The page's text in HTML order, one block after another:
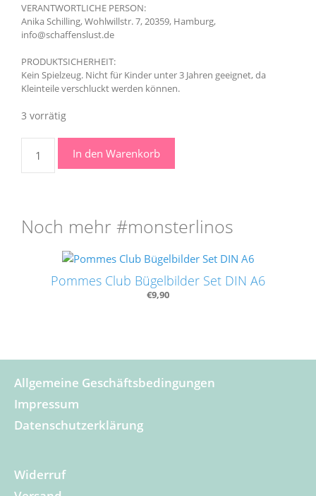
VERANTWORTLICHE PERSON:
Anika Schilling, Wohlwillstr. 7, 20359, Hamburg,
info@schaffenslust.de
PRODUKTSICHERHEIT:
Kein Spielzeug. Nicht für Kinder unter 3 Jahren geeignet, da
Kleinteile verschluckt werden können.
3 vorrätig
Bügelbilder
Set
Menge
In den Warenkorb
Noch mehr #monsterlinos
Pommes Club Bügelbilder Set DIN A6
€9,90
Allgemeine Geschäftsbedingungen
Impressum
Datenschutzerklärung
Widerruf